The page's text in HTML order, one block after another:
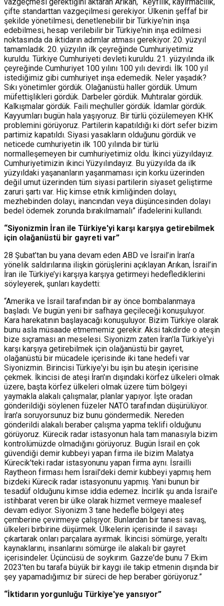
çifte standarttan vazgeçilmesi gerekiyor. Ülkenin şeffaf bir
şekilde yönetilmesi, denetlenebilir bir Türkiye'nin inşa
edebilmesi, hesap verilebilir bir Türkiye'nin inşa edilmesi
noktasında da iktidarın adımlar atması gerekiyor. 20. yüzyıl
tamamladık. 20. yüzyılın ilk çeyreğinde Cumhuriyetimiz
kuruldu. Türkiye Cumhuriyeti devleti kuruldu. 21. yüzyılında ilk
çeyreğinde Cumhuriyet 100 yılını 100 yılı devirdi. İlk 100 yıl
istediğimiz gibi cumhuriyet inşa edemedik. Neler yaşadık?
Sıkı yönetimler gördük. Olağanüstü haller gördük. Umum
müfettişlikleri gördük. Darbeler gördük. Muhtıralar gördük.
Kalkışmalar gördük. Faili meçhuller gördük. İdamlar gördük.
Kayyumları bugün hala yaşıyoruz. Bir türlü çözülemeyen KHK
problemini görüyoruz. Partilerin kapatıldığı ki dört sefer bizim
partimiz kapatıldı. Siyasi yasakların olduğunu gördük ve
neticede cumhuriyetin ilk 100 yılında bir türlü
normalleşemeyen bir cumhuriyetimiz oldu. İkinci yüzyıldayız.
Cumhuriyetimizin ikinci Yüzyılındayız. Bu yüzyılda da ilk
yüzyıldaki yaşananların yaşanmaması için korku üzerinden
değil umut üzerinden tüm siyasi partilerin siyaset geliştirme
zaruri şartı var. Hiç kimse etnik kimliğinden dolayı,
mezhebinden dolayı, inancından veya düşüncesinden dolayı
bedel ödemek zorunda bırakılmamalı” ifadelerini kullandı.
“Siyonizmin İran ile Türkiye'yi karşı karşıya getirebilmek
için olağanüstü bir gayreti var”
28 Şubat’tan bu yana devam eden ABD ve İsrail’in İran’a
yönelik saldırılarına ilişkin görüşlerini açıklayan Arıkan, İsrail’in
İran ile Türkiye’yi karşıya karşıya getirmeyi hedeflediklerini
söyleyerek, şunları kaydetti:
“Amerika ve İsrail tarafından bir ay önce bombalanmaya
başladı. Ve bugün yeni bir safhaya geçileceği konuşuluyor.
Kara harekatının başlayacağı konuşuluyor. Bizim Türkiye olarak
bunu asla müsaade etmememiz gerekir. Aksi takdirde o ateşin
bize sıçraması an meselesi. Siyonizm zaten İran'la Türkiye'yi
karşı karşıya getirebilmek için olağanüstü bir gayret,
olağanüstü bir mücadele içerisinde iki tane hedefi var
Siyonizmin. Birincisi Türkiye'yi bu işin bu ateşin içerisine
çekmek. İkincisi de ateşi İran'ın dışındaki körfez ülkeleri olmak
üzere, başta körfez ülkeleri olmak üzere tüm bölgeyi
yaymakla alakalı çalışmalar, planlar yapıyor. İşte oradan
gönderildiği söylenen füzeler NATO tarafından düşürülüyor.
İran'a soruyorsunuz biz bunu göndermedik. Nereden
gönderildi alakalı beraber çalışma yapma teklifi olduğunu
görüyoruz. Kürecik radar istasyonun hala tam manasıyla bizim
kontrolümüzde olmadığını görüyoruz. Bugün İsrail en çok
güvendiği demir kubbeyi yapan firma ile bizim Malatya
Kürecik'teki radar istasyonunu yapan firma aynı. İsrailli
Raytheon firması hem İsrail'deki demir kubbeyi yapmış hem
bizdeki Kürecik radar istasyonunu yapmış. Yani bunun bir
tesadüf olduğunu kimse iddia edemez. İncirlik şu anda İsrail'e
istihbarat veren bir ülke olarak hizmet vermeye maalesef
devam ediyor. Siyonizm 3 tane hedefle bölgeyi ateş
çemberine çevirmeye çalışıyor. Bunlardan bir tanesi savaş,
ülkeleri birbirine düşürmek. Ülkelerin içerisinde il savaşı
çıkartarak onları parçalara ayırmak. İkincisi sömürge, yeraltı
kaynaklarını, insanlarını sömürge ile alakalı bir gayret
içerisindeler. Üçüncüsü de soykırım. Gazze'de bunu 7 Ekim
2023'ten bu tarafa büyük bir kaygı ile takip etmenin dışında bir
şey yapamadığımız bir süreci de hep beraber görüyoruz.”
“İktidarın yorgunluğu Türkiye'ye yansıyor”